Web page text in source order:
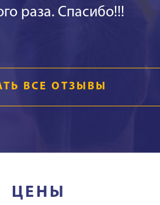
раза. Спасибо!!!
ВСЕ ОТЗЫВЫ
ЦЕНЫ